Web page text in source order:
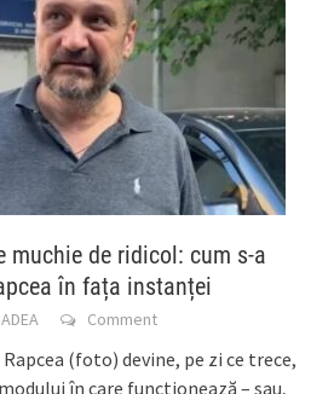
muchie de ridicol: cum s-a
în fața instanței
Comment
(foto) devine, pe zi ce trece,
în care funcționează – sau,